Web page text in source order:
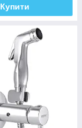
Купити